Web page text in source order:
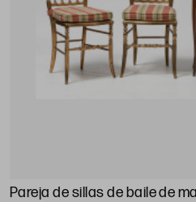
Pareja de sillas de baile de